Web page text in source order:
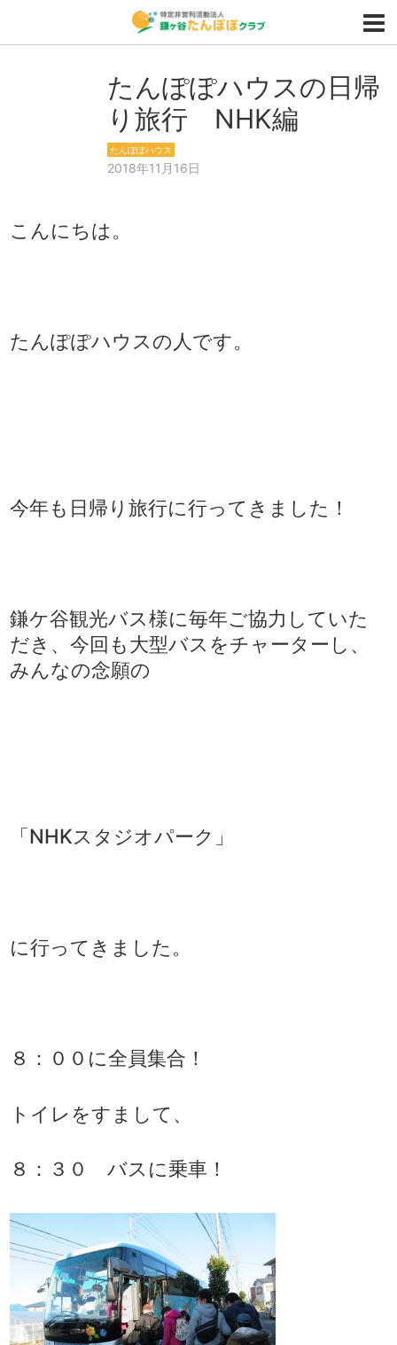
たんぽぽハウスの日帰
り旅行 NHK編
たんぽぽハウス
2018年11月16日
こんにちは。
たんぽぽハウスの人です。
今年も日帰り旅行に行ってきました！
鎌ケ谷観光バス様に毎年ご協力していた
だき、今回も大型バスをチャーターし、
みんなの念願の
「NHKスタジオパーク」
に行ってきました。
８：００に全員集合！
トイレをすまして、
８：３０ バスに乗車！